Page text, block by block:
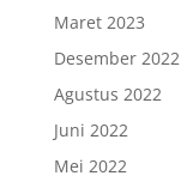
Maret 2023
Desember 2022
Agustus 2022
Juni 2022
Mei 2022